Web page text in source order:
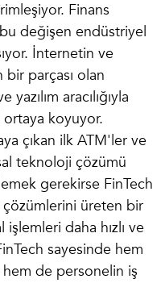
Finans
değişen endüstriyel
İnternetin ve
parçası olan
aracılığıyla
ortaya koyuyor.
çıkan ilk ATM'ler ve
teknoloji çözümü
gerekirse FinTech
üreten bir
işlemleri daha hızlı ve
sayesinde hem
de personelin iş